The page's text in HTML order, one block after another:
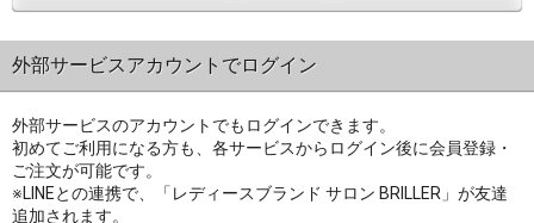
外部サービスアカウントでログイン
外部サービスのアカウントでもログインできます。
初めてご利用になる方も、各サービスからログイン後に会員登録・
ご注文が可能です。
※LINEとの連携で、「レディースブランド サロン BRILLER」が友達
追加されます。